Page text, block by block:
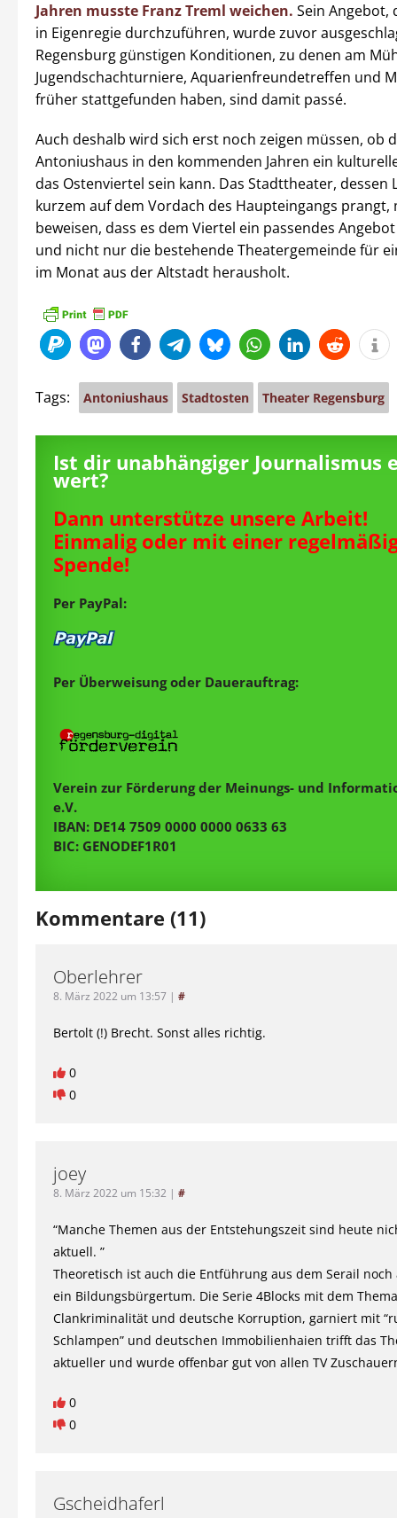
Jahren musste Franz Treml weichen. Sein Angebot,
in Eigenregie durchzuführen, wurde zuvor
Regensburg günstigen Konditionen, zu denen am
Jugendschachturniere, Aquarienfreundetreffen und
früher stattgefunden haben, sind damit passé.
Auch deshalb wird sich erst noch zeigen müssen, ob
Antoniushaus in den kommenden Jahren ein
das Ostenviertel sein kann. Das Stadttheater, dessen
kurzem auf dem Vordach des Haupteingangs prangt,
beweisen, dass es dem Viertel ein passendes
und nicht nur die bestehende Theatergemeinde für
im Monat aus der Altstadt herausholt.
Tags: Antoniushaus Stadtosten Theater Regensburg
Ist dir unabhängiger Journalismus
wert?
Dann unterstütze unsere Arbeit!
Einmalig oder mit einer
Spende!
Per PayPal:
Per Überweisung oder Dauerauftrag:
Verein zur Förderung der Meinungs- und
e.V.
IBAN: DE14 7509 0000 0000 0633 63
BIC: GENODEF1R01
Kommentare (11)
Oberlehrer
8. März 2022 um 13:57 | #
Bertolt (!) Brecht. Sonst alles richtig.
0
0
joey
8. März 2022 um 15:32 | #
“Manche Themen aus der Entstehungszeit sind heute
aktuell. ”
Theoretisch ist auch die Entführung aus dem Serail
ein Bildungsbürgertum. Die Serie 4Blocks mit dem Thema
Clankriminalität und deutsche Korruption, garniert mit
Schlampen” und deutschen Immobilienhaien trifft das
aktueller und wurde offenbar gut von allen TV
0
0
Gscheidhaferl